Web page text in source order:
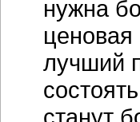
нужна
лучший